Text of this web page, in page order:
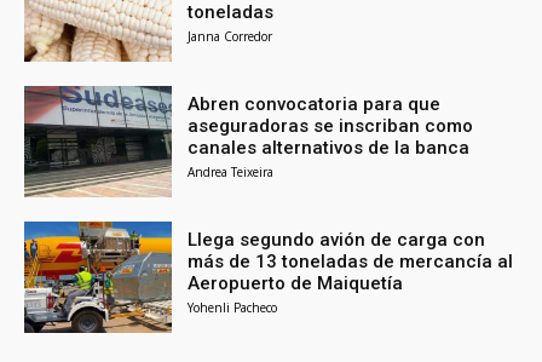
toneladas
Janna Corredor
Abren convocatoria para que
aseguradoras se inscriban como
canales alternativos de la banca
Andrea Teixeira
Llega segundo avión de carga con
más de 13 toneladas de mercancía al
Aeropuerto de Maiquetía
Yohenli Pacheco